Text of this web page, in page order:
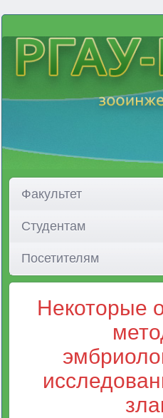
Факультет
Студентам
Посетителям
Некоторые